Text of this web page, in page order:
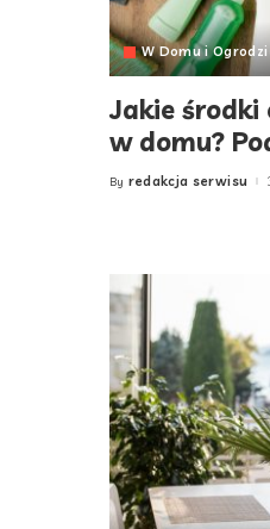
W Domu i
Jakie
w domu?
Posted
By redakcja serwisu